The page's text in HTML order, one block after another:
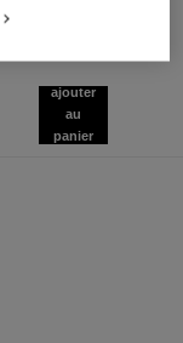
ajouter
au
panier